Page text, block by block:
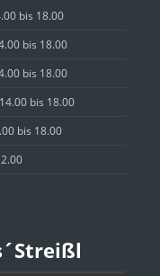
bis 18.00
bis 18.00
bis 18.00
bis 18.00
bis 18.00